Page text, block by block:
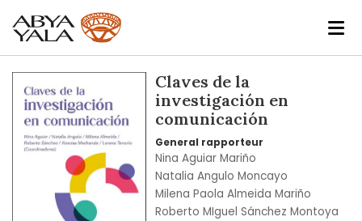
to
the
end
Claves de la
investigación en
comunicación
General rapporteur
Nina Aguiar Mariño
Natalia Angulo Moncayo
Milena Paola Almeida Mariño
Roberto MIguel Sánchez Montoya